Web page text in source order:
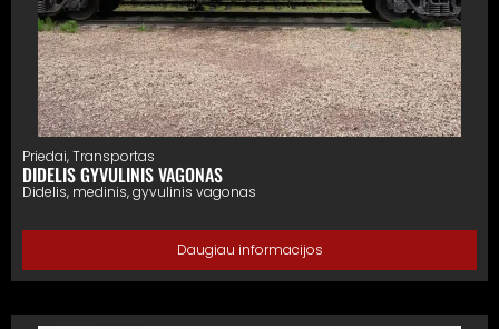
Priedai,Transportas
DIDELIS GYVULINIS VAGONAS
Didelis, medinis, gyvulinis vagonas
Daugiau informacijos